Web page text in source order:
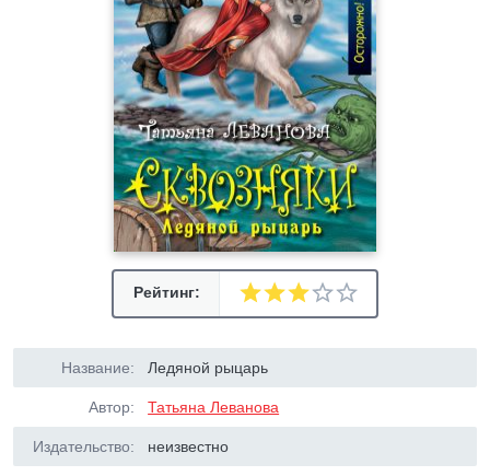
Рейтинг:
Название: Ледяной рыцарь
Автор: Татьяна Леванова
Издательство: неизвестно